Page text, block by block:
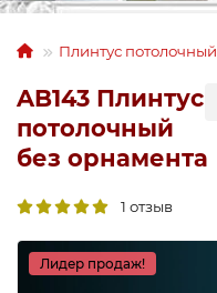
Плинтус потолочный
AB143 Плинтус
потолочный
без орнамента
1 отзыв
Лидер продаж!